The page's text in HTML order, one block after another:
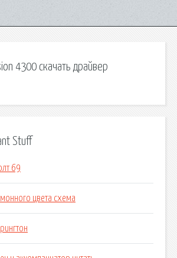
4300 скачать драйвер
Stuff
69
цвета схема